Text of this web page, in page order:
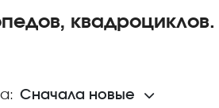
Сначала новые